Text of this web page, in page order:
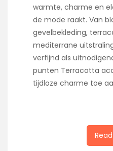
warmte, charme en
de mode raakt. Van
gevelbekleding,
mediterrane
verfijnd als
punten Terracotta
tijdloze charme toe